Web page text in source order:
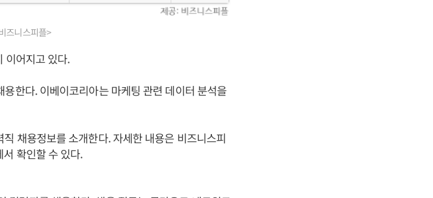
즈니스피플>
이어지고 있다.
한다. 이베이코리아는 마케팅 관련 데이터 분석을
채용정보를 소개한다. 자세한 내용은 비즈니스피
확인할 수 있다.